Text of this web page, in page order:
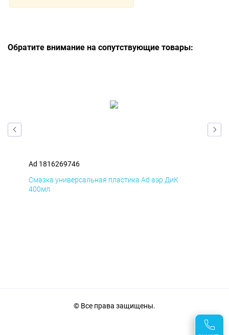
Обратите внимание на сопутствующие товары:
Ad 1816269746
Смазка универсальная пластика Ad аэр ДиК
400мл
© Все права защищены.